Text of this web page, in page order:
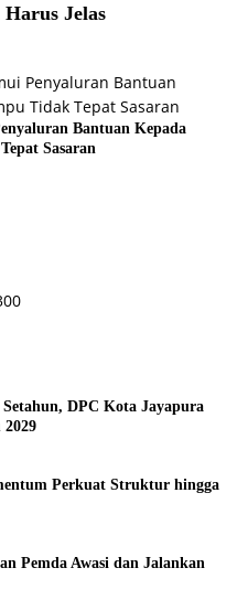
Jelas
Bantuan Kepada
Sasaran
DPC Kota Jayapura
2029
Perkuat Struktur hingga
Pemda Awasi dan Jalankan